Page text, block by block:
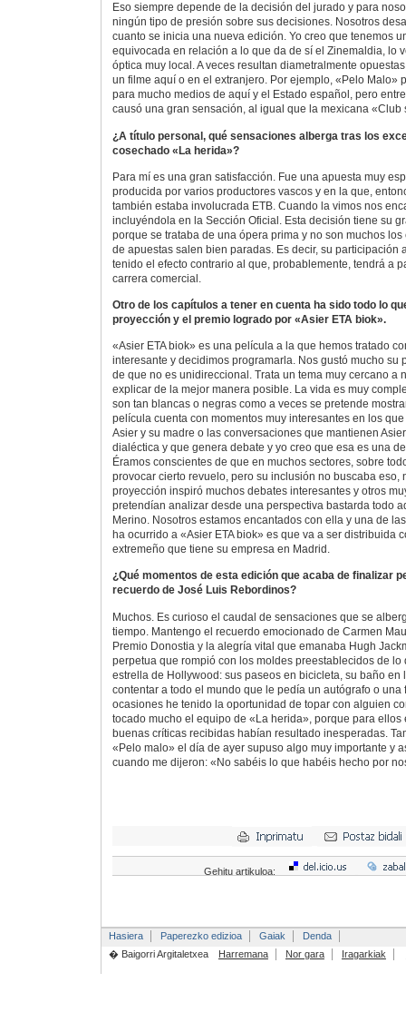
Eso siempre depende de la decisión del jurado y para
ningún tipo de presión sobre sus decisiones. Nosotros
cuanto se inicia una nueva edición. Yo creo que tenemos
equivocada en relación a lo que da de sí el Zinemaldia, lo
óptica muy local. A veces resultan diametralmente
un filme aquí o en el extranjero. Por ejemplo, «Pelo Malo»
para mucho medios de aquí y el Estado español, pero
causó una gran sensación, al igual que la mexicana
¿A título personal, qué sensaciones alberga tras los
cosechado «La herida»?
Para mí es una gran satisfacción. Fue una apuesta muy
producida por varios productores vascos y en la que,
también estaba involucrada ETB. Cuando la vimos nos
incluyéndola en la Sección Oficial. Esta decisión tiene su
porque se trataba de una ópera prima y no son muchos
de apuestas salen bien paradas. Es decir, su participación
tenido el efecto contrario al que, probablemente, tendrá a
carrera comercial.
Otro de los capítulos a tener en cuenta ha sido todo lo
proyección y el premio logrado por «Asier ETA biok».
«Asier ETA biok» es una película a la que hemos tratado
interesante y decidimos programarla. Nos gustó mucho su
de que no es unidireccional. Trata un tema muy cercano a
explicar de la mejor manera posible. La vida es muy
son tan blancas o negras como a veces se pretende
película cuenta con momentos muy interesantes en los
Asier y su madre o las conversaciones que mantienen
dialéctica y que genera debate y yo creo que esa es una
Éramos conscientes de que en muchos sectores, sobre
provocar cierto revuelo, pero su inclusión no buscaba eso,
proyección inspiró muchos debates interesantes y otros
pretendían analizar desde una perspectiva bastarda todo
Merino. Nosotros estamos encantados con ella y una de
ha ocurrido a «Asier ETA biok» es que va a ser distribuida
extremeño que tiene su empresa en Madrid.
¿Qué momentos de esta edición que acaba de finalizar
recuerdo de José Luis Rebordinos?
Muchos. Es curioso el caudal de sensaciones que se
tiempo. Mantengo el recuerdo emocionado de Carmen
Premio Donostia y la alegría vital que emanaba Hugh
perpetua que rompió con los moldes preestablecidos de lo
estrella de Hollywood: sus paseos en bicicleta, su baño en
contentar a todo el mundo que le pedía un autógrafo o una
ocasiones he tenido la oportunidad de topar con alguien
tocado mucho el equipo de «La herida», porque para ellos
buenas críticas recibidas habían resultado inesperadas.
«Pelo malo» el día de ayer supuso algo muy importante y
cuando me dijeron: «No sabéis lo que habéis hecho por
Gehitu artikuloa:
Hasiera Paperezko edizioa Gaiak
Denda
� Baigorri Argitaletxea
Harremana Nor gara Iragarkiak